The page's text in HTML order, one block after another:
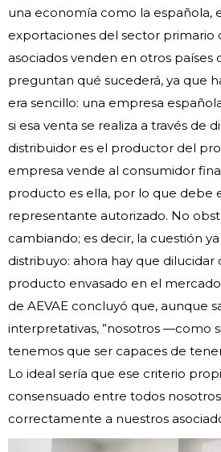
una economía como la española,
exportaciones del sector primario
asociados venden en otros países
preguntan qué sucederá, ya que
era sencillo: una empresa
si esa venta se realiza a través de
distribuidor es el productor del
empresa vende al consumidor
producto es ella, por lo que debe
representante autorizado. No
cambiando; es decir, la cuestión ya
distribuyo: ahora hay que dilucidar
producto envasado en el
de AEVAE concluyó que, aunque
interpretativas, ”nosotros —como
tenemos que ser capaces de
Lo ideal sería que ese criterio
consensuado entre todos
correctamente a nuestros